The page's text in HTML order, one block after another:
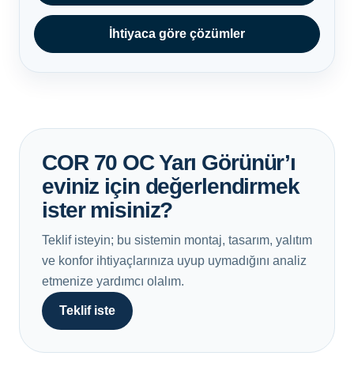
İhtiyaca göre çözümler
COR 70 OC Yarı Görünür’ı
eviniz için değerlendirmek
ister misiniz?
Teklif isteyin; bu sistemin montaj, tasarım, yalıtım
ve konfor ihtiyaçlarınıza uyup uymadığını analiz
etmenize yardımcı olalım.
Teklif iste